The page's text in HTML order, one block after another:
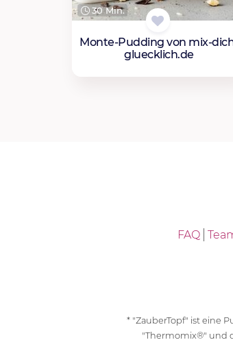
30 Min.
Monte-Pudding von mix-
glueck­lich.de
FAQ
* "ZauberTopf" ist eine
"Thermomix®" und